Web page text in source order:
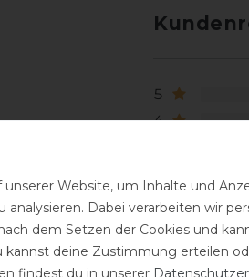
5
4
1
Website, um Inhalte und
Dabei verarbeiten wir
dem Setzen der Cookies und
deine Zustimmung erteilen
findest du in unserer